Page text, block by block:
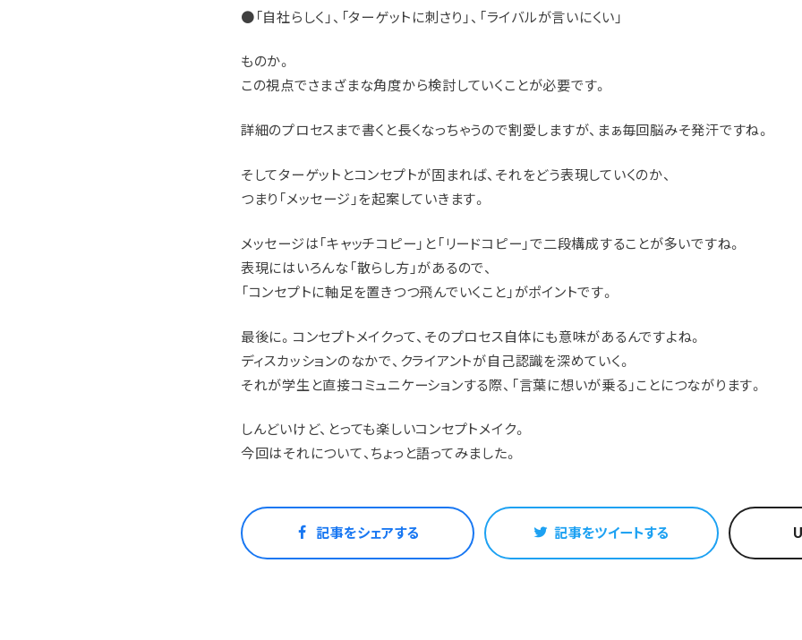
●「自社らしく」、「ターゲットに刺さり」、「ライバルが言いにくい」
ものか。
この視点でさまざまな角度から検討していくことが必要です。
詳細のプロセスまで書くと長くなっちゃうので割愛しますが、まぁ毎回脳みそ発汗ですね。
そしてターゲットとコンセプトが固まれば、それをどう表現していくのか、
つまり「メッセージ」を起案していきます。
メッセージは「キャッチコピー」と「リードコピー」で二段構成することが多いですね。
表現にはいろんな「散らし方」があるので、
「コンセプトに軸足を置きつつ飛んでいくこと」がポイントです。
最後に。コンセプトメイクって、そのプロセス自体にも意味があるんですよね。
ディスカッションのなかで、クライアントが自己認識を深めていく。
それが学生と直接コミュニケーションする際、「言葉に想いが乗る」ことにつながります。
しんどいけど、とっても楽しいコンセプトメイク。
今回はそれについて、ちょっと語ってみました。
記事をシェアする 記事をツイートする